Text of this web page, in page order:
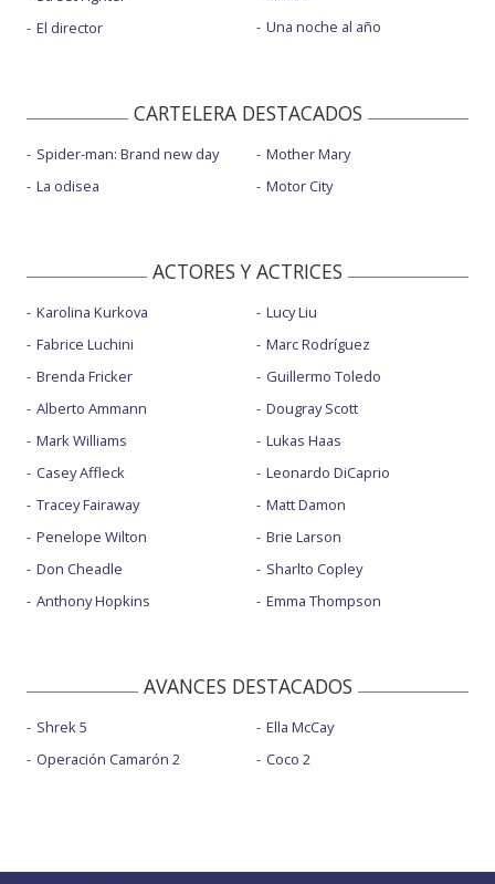
El director
Una noche al año
CARTELERA DESTACADOS
Spider-man: Brand new day
La odisea
Mother Mary
Motor City
ACTORES Y ACTRICES
Karolina Kurkova
Fabrice Luchini
Brenda Fricker
Alberto Ammann
Mark Williams
Casey Affleck
Tracey Fairaway
Penelope Wilton
Don Cheadle
Anthony Hopkins
Lucy Liu
Marc Rodríguez
Guillermo Toledo
Dougray Scott
Lukas Haas
Leonardo DiCaprio
Matt Damon
Brie Larson
Sharlto Copley
Emma Thompson
AVANCES DESTACADOS
Shrek 5
Operación Camarón 2
Ella McCay
Coco 2